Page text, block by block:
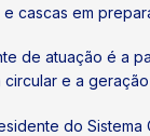
e cascas em
de atuação é a
circular e a
do Sistema